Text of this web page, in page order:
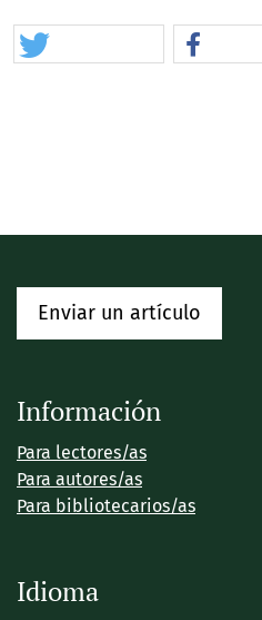
Enviar un artículo
Información
Para lectores/as
Para autores/as
Para bibliotecarios/as
Idioma